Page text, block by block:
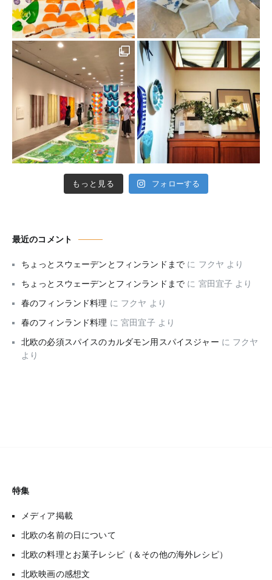
もっと見る フォローする
最近のコメント
ちょっとスウェーデンとフィンランドまで に フクヤ より
ちょっとスウェーデンとフィンランドまで に 宮田宜子 より
春のフィンランド料理 に フクヤ より
春のフィンランド料理 に宮田宜子 より
北欧の必須スパイスのカルダモン用スパイスジャー に フクヤ
より
特集
メディア掲載
北欧の名前の日について
北欧の料理とお菓子レシピ（＆その他の海外レシピ）
北欧映画の感想文